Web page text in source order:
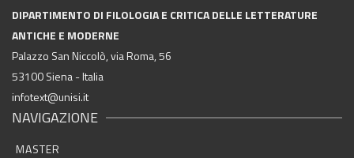
DIPARTIMENTO DI FILOLOGIA E CRITICA DELLE LETTERATURE
ANTICHE E MODERNE
Palazzo San Niccolò, via Roma, 56
53100 Siena - Italia
infotext@unisi.it
NAVIGAZIONE
MASTER